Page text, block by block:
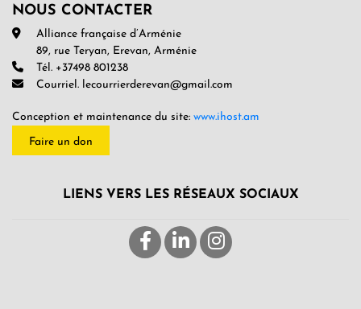
NOUS CONTACTER
Alliance française d’Arménie
89, rue Teryan, Erevan, Arménie
Tél. +37498 801238
Courriel. lecourrierderevan@gmail.com
Conception et maintenance du site: www.ihost.am
Faire un don
LIENS VERS LES RÉSEAUX SOCIAUX